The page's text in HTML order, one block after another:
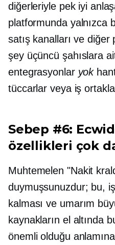
diğerleriyle pek iyi
platformunda yalnızca
satış kanalları ve diğer
şey üçüncü şahıslara
entegrasyonlar yok
tüccarlar veya iş
Sebep #6:
özellikleri çok
Muhtemelen "Nakit
duymuşsunuzdur; bu,
kalması ve umarım
kaynakların el altında
önemli olduğu